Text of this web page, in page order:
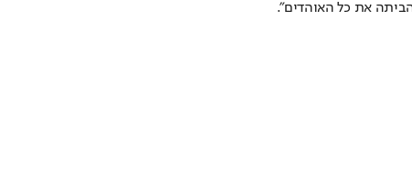
את כל האוהדים".